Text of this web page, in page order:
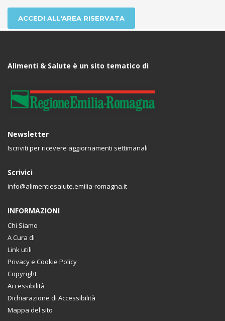
ACCEDI ALL'AREA RISERVATA
Alimenti & Salute è un sito tematico di
Newsletter
Iscriviti per ricevere aggiornamenti settimanali
Scrivici
info@alimentiesalute.emilia-romagna.it
INFORMAZIONI
Chi Siamo
A Cura di
Link utili
Privacy e Cookie Policy
Copyright
Accessibilità
Dichiarazione di Accessibilità
Mappa del sito